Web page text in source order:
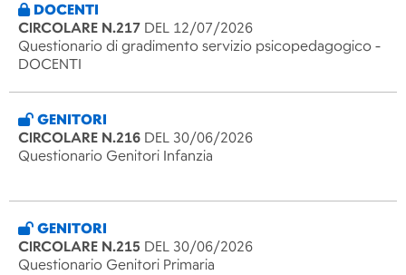
DOCENTI
CIRCOLARE N.217 DEL 12/07/2026
Questionario di gradimento servizio psicopedagogico -
DOCENTI
GENITORI
CIRCOLARE N.216 DEL 30/06/2026
Questionario Genitori Infanzia
GENITORI
CIRCOLARE N.215 DEL 30/06/2026
Questionario Genitori Primaria